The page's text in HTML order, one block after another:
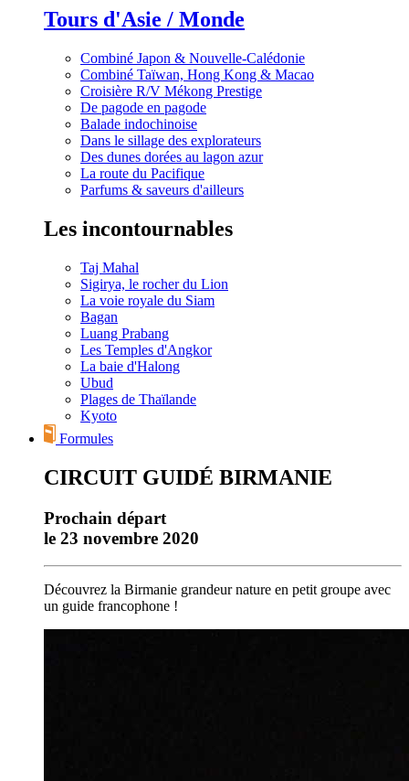
Tours d'Asie / Monde
Combiné Japon & Nouvelle-Calédonie
Combiné Taïwan, Hong Kong & Macao
Croisière R/V Mékong Prestige
De pagode en pagode
Balade indochinoise
Dans le sillage des explorateurs
Des dunes dorées au lagon azur
La route du Pacifique
Parfums & saveurs d'ailleurs
Les incontournables
Taj Mahal
Sigirya, le rocher du Lion
La voie royale du Siam
Bagan
Luang Prabang
Les Temples d'Angkor
La baie d'Halong
Ubud
Plages de Thaïlande
Kyoto
Formules
CIRCUIT GUIDÉ BIRMANIE
Prochain départ
le 23 novembre 2020
Découvrez la Birmanie grandeur nature en petit groupe avec
un guide francophone !